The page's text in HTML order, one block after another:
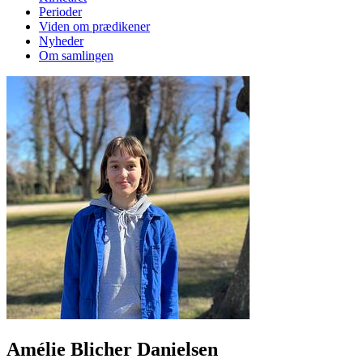
Perioder
Viden om prædikener
Nyheder
Om samlingen
Amélie Blicher Danielsen